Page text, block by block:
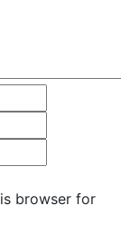
browser for